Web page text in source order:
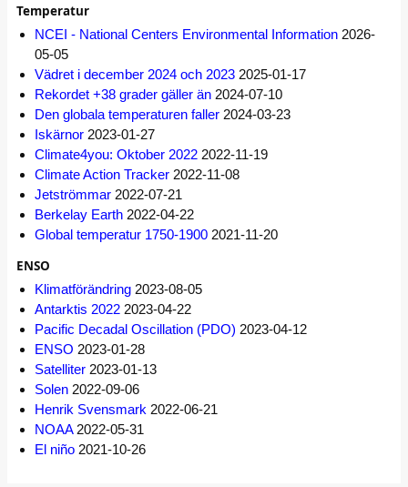
Temperatur
NCEI - National Centers Environmental Information 2026-
05-05
Vädret i december 2024 och 2023 2025-01-17
Rekordet +38 grader gäller än 2024-07-10
Den globala temperaturen faller 2024-03-23
Iskärnor 2023-01-27
Climate4you: Oktober 2022 2022-11-19
Climate Action Tracker 2022-11-08
Jetströmmar 2022-07-21
Berkelay Earth 2022-04-22
Global temperatur 1750-1900 2021-11-20
ENSO
Klimatförändring 2023-08-05
Antarktis 2022 2023-04-22
Pacific Decadal Oscillation (PDO) 2023-04-12
ENSO 2023-01-28
Satelliter 2023-01-13
Solen 2022-09-06
Henrik Svensmark 2022-06-21
NOAA 2022-05-31
El niño 2021-10-26